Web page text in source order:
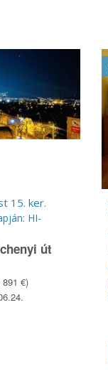
15. ker.
HI-
út
891 €)